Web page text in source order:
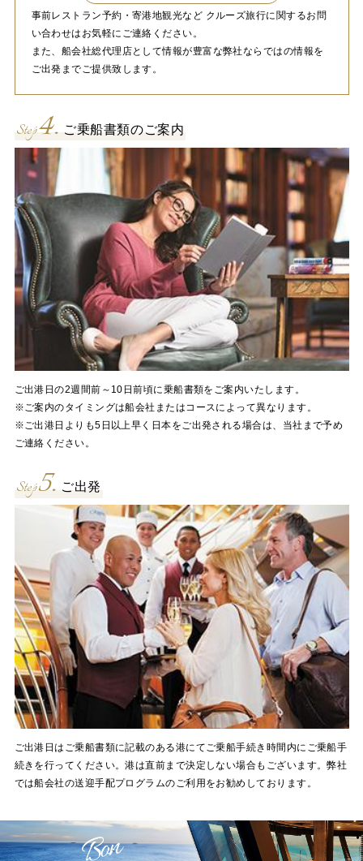
事前レストラン予約・寄港地観光など クルーズ旅行に関するお問
い合わせはお気軽にご連絡ください。
また、船会社総代理店として情報が豊富な弊社ならではの情報を
ご出発までご提供致します。
Step4. ご乗船書類のご案内
ご出港日の2週間前～10日前頃に乗船書類をご案内いたします。
※ご案内のタイミングは船会社またはコースによって異なります。
※ご出港日よりも5日以上早く日本をご出発される場合は、当社まで予め
ご連絡ください。
Step5. ご出発
ご出港日はご乗船書類に記載のある港にてご乗船手続き時間内にご乗船手
続きを行ってください。港は直前まで決定しない場合もございます。弊社
では船会社の送迎手配プログラムのご利用をお勧めしております。